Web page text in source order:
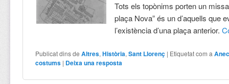
Tots els topònims porten un
plaça Nova” és un d’aquells que
l’existència d’una plaça anterior.
Publicat dins de Altres,Història,Sant Llorenç | Etiquetat com a
costums | Deixa una resposta